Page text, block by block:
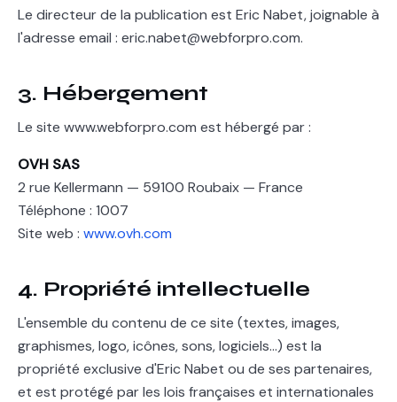
Le directeur de la publication est Eric Nabet, joignable à
l'adresse email : eric.nabet@webforpro.com.
3. Hébergement
Le site www.webforpro.com est hébergé par :
OVH SAS
2 rue Kellermann — 59100 Roubaix — France
Téléphone : 1007
Site web : www.ovh.com
4. Propriété intellectuelle
L'ensemble du contenu de ce site (textes, images,
graphismes, logo, icônes, sons, logiciels…) est la
propriété exclusive d'Eric Nabet ou de ses partenaires,
et est protégé par les lois françaises et internationales